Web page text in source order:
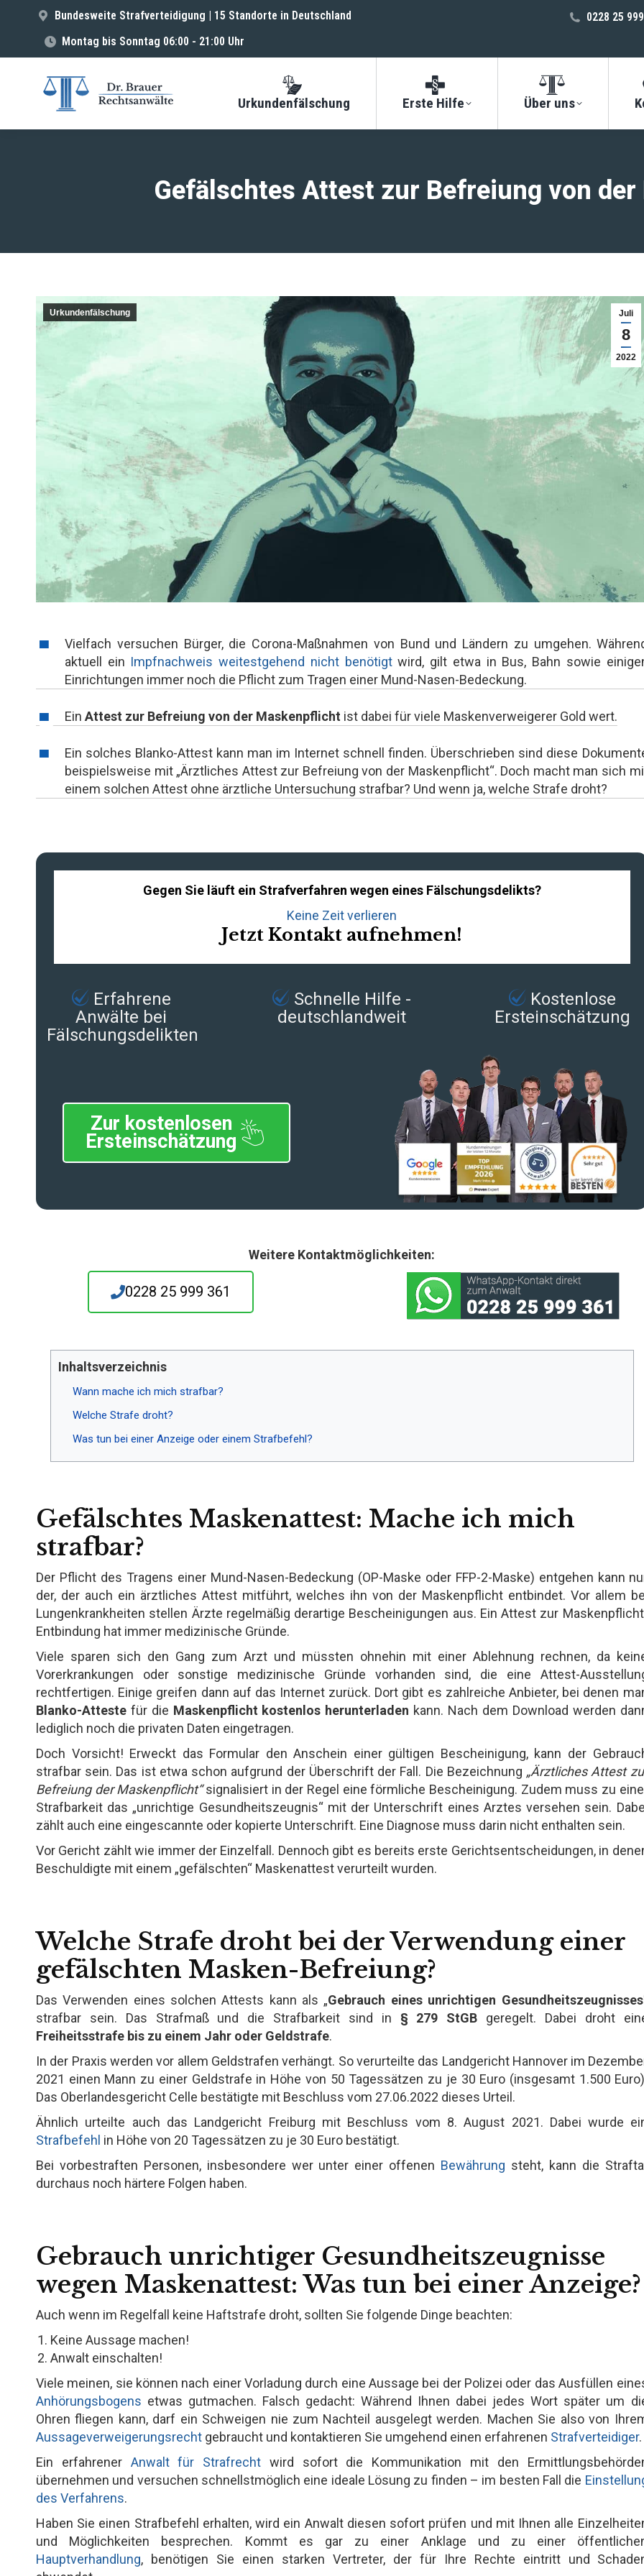
Bundesweite Strafverteidigung | 15 Standorte in Deutschland
Montag bis Sonntag 06:00 - 21:00 Uhr
0228 25
Urkundenfälschung Erste Hilfe Über uns
Gefälschtes Attest zur Befreiung von
Juli
8
2022
Urkundenfälschung
Vielfach versuchen Bürger, die Corona-Maßnahmen von Bund und Ländern zu umgehen.
aktuell ein Impfnachweis weitestgehend nicht benötigtwird, gilt etwa in Bus, Bahn sowie
Einrichtungen immer noch die Pflicht zum Tragen einer Mund-Nasen-Bedeckung.
Ein Attest zur Befreiung von der Maskenpflicht ist dabei für viele Maskenverweigerer Gold wert.
Ein solches Blanko-Attest kann man im Internet schnell finden. Überschrieben sind diese
beispielsweise mit „Ärztliches Attest zur Befreiung von der Maskenpflicht“. Doch macht man sich
einem solchen Attest ohne ärztliche Untersuchung strafbar? Und wenn ja, welche Strafe droht?
Gegen Sie läuft ein Strafverfahren wegen eines Fälschungsdelikts?
Keine Zeit verlieren
Jetzt Kontakt aufnehmen!
Erfahrene
Anwälte bei
Fälschungsdelikten
Schnelle Hilfe -
deutschlandweit
Kostenlose
Ersteinschätzung
Zur kostenlosen
Ersteinschätzung
Weitere Kontaktmöglichkeiten:
0228 25 999 361
Inhaltsverzeichnis
Wann mache ich mich strafbar?
Welche Strafe droht?
Was tun bei einer Anzeige oder einem Strafbefehl?
Gefälschtes Maskenattest: Mache ich mich
strafbar?
Der Pflicht des Tragens einer Mund-Nasen-Bedeckung (OP-Maske oder FFP-2-Maske) entgehen kann
der, der auch ein ärztliches Attest mitführt, welches ihn von der Maskenpflicht entbindet. Vor allem
Lungenkrankheiten stellen Ärzte regelmäßig derartige Bescheinigungen aus. Ein Attest zur
Entbindung hat immer medizinische Gründe.
Viele sparen sich den Gang zum Arzt und müssten ohnehin mit einer Ablehnung rechnen, da
Vorerkrankungen oder sonstige medizinische Gründe vorhanden sind, die eine Attest-
rechtfertigen. Einige greifen dann auf das Internet zurück. Dort gibt es zahlreiche Anbieter, bei denen
Blanko-Atteste für die Maskenpflicht kostenlos herunterladen kann. Nach dem Download werden
lediglich noch die privaten Daten eingetragen.
Doch Vorsicht! Erweckt das Formular den Anschein einer gültigen Bescheinigung, kann der
strafbar sein. Das ist etwa schon aufgrund der Überschrift der Fall. Die Bezeichnung „Ärztliches Attest
Befreiung der Maskenpflicht“signalisiert in der Regel eine förmliche Bescheinigung. Zudem muss zu
Strafbarkeit das „unrichtige Gesundheitszeugnis“ mit der Unterschrift eines Arztes versehen sein.
zählt auch eine eingescannte oder kopierte Unterschrift. Eine Diagnose muss darin nicht enthalten sein.
Vor Gericht zählt wie immer der Einzelfall. Dennoch gibt es bereits erste Gerichtsentscheidungen, in
Beschuldigte mit einem „gefälschten“ Maskenattest verurteilt wurden.
Welche Strafe droht bei der Verwendung einer
gefälschten Masken-Befreiung?
Das Verwenden eines solchen Attests kann als „Gebrauch eines unrichtigen Gesundheitszeugnisses
strafbar sein. Das Strafmaß und die Strafbarkeit sind in § 279 StGB geregelt. Dabei droht
Freiheitsstrafe bis zu einem Jahr oder Geldstrafe.
In der Praxis werden vor allem Geldstrafen verhängt. So verurteilte das Landgericht Hannover im
2021 einen Mann zu einer Geldstrafe in Höhe von 50 Tagessätzen zu je 30 Euro (insgesamt 1.500
Das Oberlandesgericht Celle bestätigte mit Beschluss vom 27.06.2022 dieses Urteil.
Ähnlich urteilte auch das Landgericht Freiburg mit Beschluss vom 8. August 2021. Dabei wurde
Strafbefehl in Höhe von 20 Tagessätzen zu je 30 Euro bestätigt.
Bei vorbestraften Personen, insbesondere wer unter einer offenen Bewährung steht, kann die
durchaus noch härtere Folgen haben.
Gebrauch unrichtiger Gesundheitszeugnisse
wegen Maskenattest: Was tun bei einer Anzeige?
Auch wenn im Regelfall keine Haftstrafe droht, sollten Sie folgende Dinge beachten:
Keine Aussage machen!
Anwalt einschalten!
Viele meinen, sie können nach einer Vorladung durch eine Aussage bei der Polizei oder das Ausfüllen
Anhörungsbogens etwas gutmachen. Falsch gedacht: Während Ihnen dabei jedes Wort später um
Ohren fliegen kann, darf ein Schweigen nie zum Nachteil ausgelegt werden. Machen Sie also von
Aussageverweigerungsrecht gebraucht und kontaktieren Sie umgehend einen erfahrenen Strafverteidiger.
Ein erfahrener Anwalt für Strafrecht wird sofort die Kommunikation mit den
übernehmen und versuchen schnellstmöglich eine ideale Lösung zu finden – im besten Fall die
des Verfahrens.
Haben Sie einen Strafbefehl erhalten, wird ein Anwalt diesen sofort prüfen und mit Ihnen alle
und Möglichkeiten besprechen. Kommt es gar zu einer Anklage und zu einer
Hauptverhandlung, benötigen Sie einen starken Vertreter, der für Ihre Rechte eintritt und